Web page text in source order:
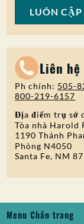
LUÔN
Liên
Ph chính: 505-
800-219-6157
Địa điểm trụ sở
Tòa nhà Harold
1190 Thánh
Phòng N4050
Santa Fe, NM
Menu Chân trang